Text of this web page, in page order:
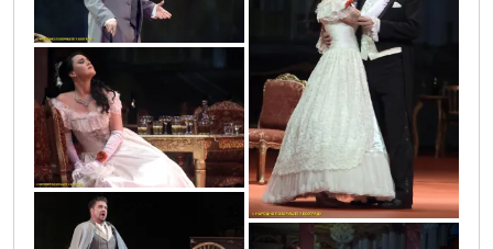
vic2587
vic2580